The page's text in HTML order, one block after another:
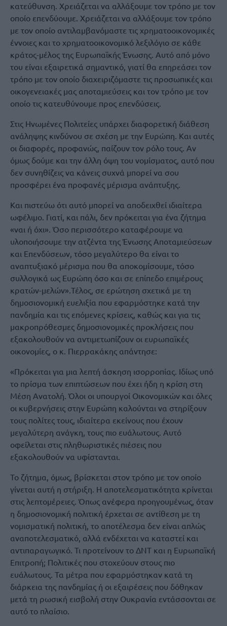
κατεύθυνση. Χρειάζεται να αλλάξουμε τον τρόπο με τον
οποίο επενδύουμε. Χρειάζεται να αλλάξουμε τον τρόπο
με τον οποίο αντιλαμβανόμαστε τις χρηματοοικονομικές
έννοιες και το χρηματοοικονομικό λεξιλόγιο σε κάθε
κράτος-μέλος της Ευρωπαϊκής Ένωσης. Αυτό από μόνο
του είναι εξαιρετικά σημαντικό, γιατί θα επηρεάσει τον
τρόπο με τον οποίο διαχειριζόμαστε τις προσωπικές και
οικογενειακές μας αποταμιεύσεις και τον τρόπο με τον
οποίο τις κατευθύνουμε προς επενδύσεις.
Στις Ηνωμένες Πολιτείες υπάρχει διαφορετική διάθεση
ανάληψης κινδύνου σε σχέση με την Ευρώπη. Και αυτές
οι διαφορές, προφανώς, παίζουν τον ρόλο τους. Αν
όμως δούμε και την άλλη όψη του νομίσματος, αυτό που
δεν συνηθίζεις να κάνεις συχνά μπορεί να σου
προσφέρει ένα προφανές μέρισμα ανάπτυξης.
Και πιστεύω ότι αυτό μπορεί να αποδειχθεί ιδιαίτερα
ωφέλιμο. Γιατί, και πάλι, δεν πρόκειται για ένα ζήτημα
«ναι ή όχι». Όσο περισσότερο καταφέρουμε να
υλοποιήσουμε την ατζέντα της Ένωσης Αποταμιεύσεων
και Επενδύσεων, τόσο μεγαλύτερο θα είναι το
αναπτυξιακό μέρισμα που θα αποκομίσουμε, τόσο
συλλογικά ως Ευρώπη όσο και σε επίπεδο επιμέρους
κρατών-μελών».Τέλος, σε ερώτηση σχετικά με τη
δημοσιονομική ευελιξία που εφαρμόστηκε κατά την
πανδημία και τις επόμενες κρίσεις, καθώς και για τις
μακροπρόθεσμες δημοσιονομικές προκλήσεις που
εξακολουθούν να αντιμετωπίζουν οι ευρωπαϊκές
οικονομίες, ο κ. Πιερρακάκης απάντησε:
«Πρόκειται για μια λεπτή άσκηση ισορροπίας. Ιδίως υπό
το πρίσμα των επιπτώσεων που έχει ήδη η κρίση στη
Μέση Ανατολή. Όλοι οι υπουργοί Οικονομικών και όλες
οι κυβερνήσεις στην Ευρώπη καλούνται να στηρίξουν
τους πολίτες τους, ιδιαίτερα εκείνους που έχουν
μεγαλύτερη ανάγκη, τους πιο ευάλωτους. Αυτό
οφείλεται στις πληθωριστικές πιέσεις που
εξακολουθούν να υφίστανται.
Το ζήτημα, όμως, βρίσκεται στον τρόπο με τον οποίο
γίνεται αυτή η στήριξη. Η αποτελεσματικότητα κρίνεται
στις λεπτομέρειες. Όπως ανέφερα προηγουμένως, όταν
η δημοσιονομική πολιτική έρχεται σε αντίθεση με τη
νομισματική πολιτική, το αποτέλεσμα δεν είναι απλώς
αναποτελεσματικό, αλλά ενδέχεται να καταστεί και
αντιπαραγωγικό. Τι προτείνουν το ΔΝΤ και η Ευρωπαϊκή
Επιτροπή; Πολιτικές που στοχεύουν στους πιο
ευάλωτους. Τα μέτρα που εφαρμόστηκαν κατά τη
διάρκεια της πανδημίας ή οι εξαιρέσεις που δόθηκαν
μετά τη ρωσική εισβολή στην Ουκρανία εντάσσονται σε
αυτό το πλαίσιο.